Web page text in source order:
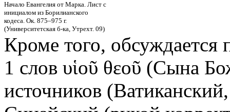
Начало Евангелия от Марка. Лист с
инициалом из Борилианского
кодеса. Ок. 875–975 г.
(Университетская б-ка, Утрехт. 09)
Кроме того, обсуждается
1 слов υἱοῦ θεοῦ (Сына
источников